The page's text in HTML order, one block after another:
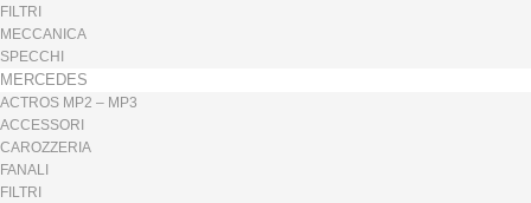
FILTRI
MECCANICA
SPECCHI
MERCEDES
ACTROS MP2 – MP3
ACCESSORI
CAROZZERIA
FANALI
FILTRI